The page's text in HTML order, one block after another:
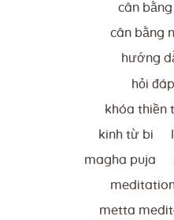
cân
cân bằng
hướng
hỏi
khóa thiền
kinh từ bi
magha puja
metta